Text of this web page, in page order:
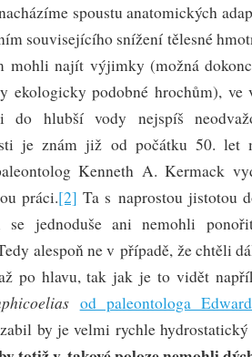
spoustu anatomických
souvisejícího snížení tělesné
mohli najít výjimky (možná
ekologicky podobné hrochům), ve
do hlubší vody nejspíš
je znám již od počátku 50. let
Kenneth A. Kermack
práci.[2] Ta s naprostou jistotou
se jednoduše ani nemohli
alespoň ne v případě, že chtěli
po hlavu, tak jak je to vidět
od paleontologa
by je velmi rychle